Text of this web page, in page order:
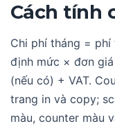
Cách tính
Chi phí tháng =
định mức × đơn
(nếu có) + VAT.
trang in và copy;
màu, counter màu